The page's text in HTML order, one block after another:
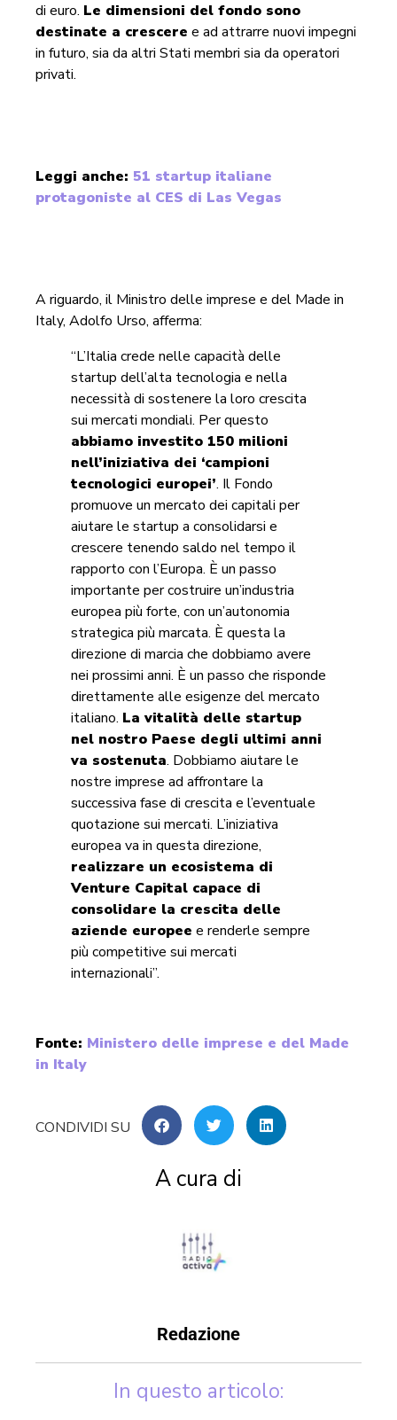
di euro. Le dimensioni del fondo sono
destinate a crescere e ad attrarre nuovi impegni
in futuro, sia da altri Stati membri sia da operatori
privati.
Leggi anche: 51 startup italiane
protagoniste al CES di Las Vegas
A riguardo, il Ministro delle imprese e del Made in
Italy, Adolfo Urso, afferma:
“L’Italia crede nelle capacità delle
startup dell’alta tecnologia e nella
necessità di sostenere la loro crescita
sui mercati mondiali. Per questo
abbiamo investito 150 milioni
nell’iniziativa dei ‘campioni
tecnologici europei’. Il Fondo
promuove un mercato dei capitali per
aiutare le startup a consolidarsi e
crescere tenendo saldo nel tempo il
rapporto con l’Europa. È un passo
importante per costruire un’industria
europea più forte, con un’autonomia
strategica più marcata. È questa la
direzione di marcia che dobbiamo avere
nei prossimi anni. È un passo che risponde
direttamente alle esigenze del mercato
italiano. La vitalità delle startup
nel nostro Paese degli ultimi anni
va sostenuta. Dobbiamo aiutare le
nostre imprese ad affrontare la
successiva fase di crescita e l’eventuale
quotazione sui mercati. L’iniziativa
europea va in questa direzione,
realizzare un ecosistema di
Venture Capital capace di
consolidare la crescita delle
aziende europee e renderle sempre
più competitive sui mercati
internazionali”.
Fonte: Ministero delle imprese e del Made
in Italy
A cura di
Redazione
In questo articolo: